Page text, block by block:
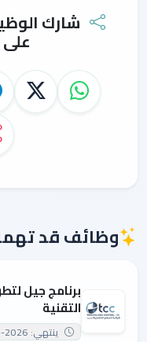
شارك
على
وظائف قد
برنامج جيل
التقنية
ينتهي: 2026-09-05